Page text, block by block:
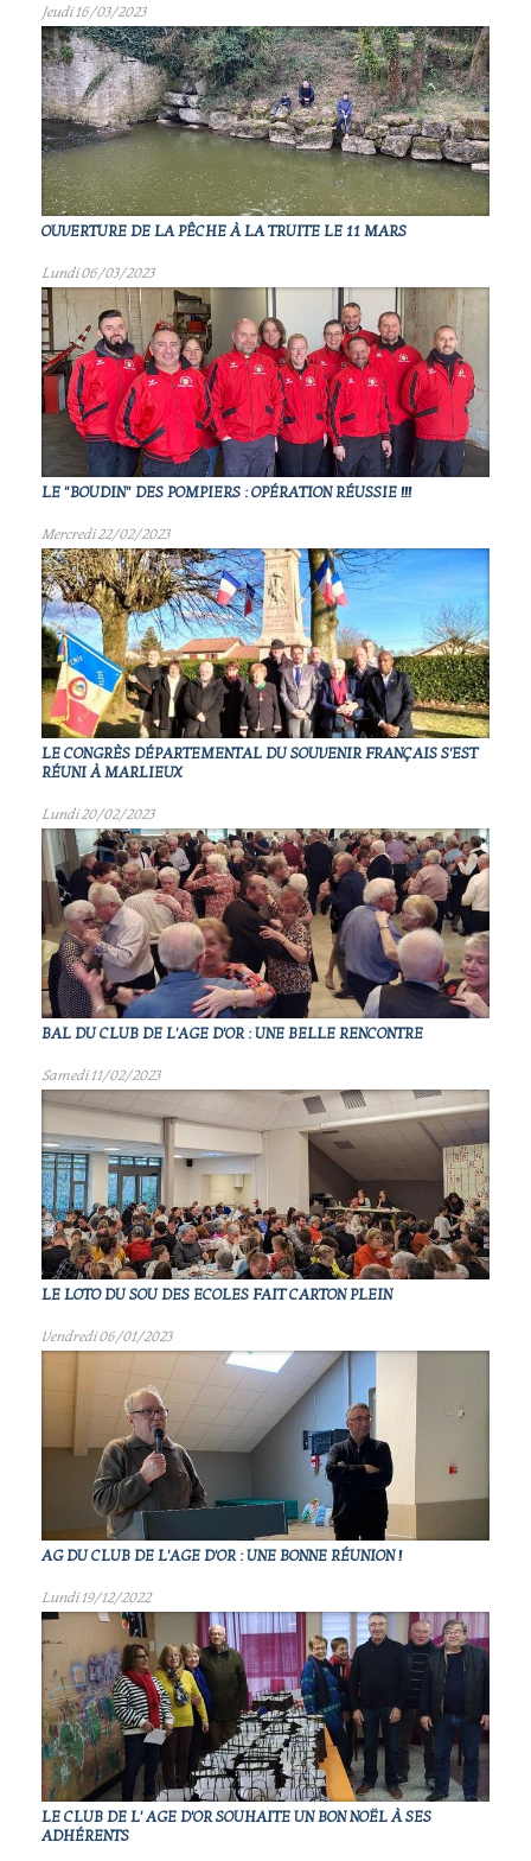
Jeudi 16/03/2023
OUVERTURE DE LA PÊCHE À LA TRUITE LE 11 MARS
Lundi 06/03/2023
LE "BOUDIN" DES POMPIERS : OPÉRATION RÉUSSIE !!!
Mercredi 22/02/2023
LE CONGRÈS DÉPARTEMENTAL DU SOUVENIR FRANÇAIS S'EST
RÉUNI À MARLIEUX
Lundi 20/02/2023
BAL DU CLUB DE L'AGE D'OR : UNE BELLE RENCONTRE
Samedi 11/02/2023
LE LOTO DU SOU DES ECOLES FAIT CARTON PLEIN
Vendredi 06/01/2023
AG DU CLUB DE L'AGE D'OR : UNE BONNE RÉUNION !
Lundi 19/12/2022
LE CLUB DE L' AGE D'OR SOUHAITE UN BON NOËL À SES
ADHÉRENTS